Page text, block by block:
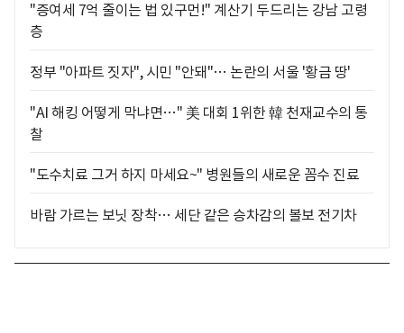
"증여세 7억 줄이는 법 있구먼!" 계산기 두드리는 강남 고령
층
정부 "아파트 짓자", 시민 "안돼"… 논란의 서울 '황금 땅'
"AI 해킹 어떻게 막냐면…" 美 대회 1위한 韓 천재교수의 통
찰
"도수치료 그거 하지 마세요~" 병원들의 새로운 꼼수 진료
바람 가르는 보닛 장착… 세단 같은 승차감의 볼보 전기차